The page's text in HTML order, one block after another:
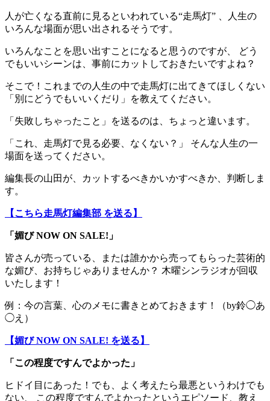
人が亡くなる直前に見るといわれている“走馬灯” 、人生の
いろんな場面が思い出されるそうです。
いろんなことを思い出すことになると思うのですが、 どう
でもいいシーンは、事前にカットしておきたいですよね？
そこで！これまでの人生の中で走馬灯に出てきてほしくない
「別にどうでもいいくだり」を教えてください。
「失敗しちゃったこと」を送るのは、ちょっと違います。
「これ、走馬灯で見る必要、なくない？」 そんな人生の一
場面を送ってください。
編集長の山田が、カットするべきかいかすべきか、判断しま
す。
【こちら走馬灯編集部 を送る】
「媚び NOW ON SALE!」
皆さんが売っている、または誰かから売ってもらった芸術的
な媚び、お持ちじゃありませんか？ 木曜シンラジオが回収
いたします！
例：今の言葉、心のメモに書きとめておきます！（by鈴◯あ
◯え）
【媚び NOW ON SALE! を送る】
「この程度ですんでよかった」
ヒドイ目にあった！でも、よく考えたら最悪というわけでも
ない、 この程度ですんでよかったというエピソード、教え